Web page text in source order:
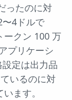
ったのに対
〜4ドルで
ークン 100 万
プリケーシ
定は出力品
いるのに対
ます。